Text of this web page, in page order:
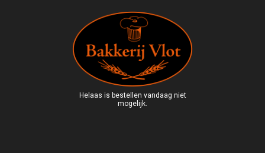
Helaas is bestellen vandaag niet
mogelijk.